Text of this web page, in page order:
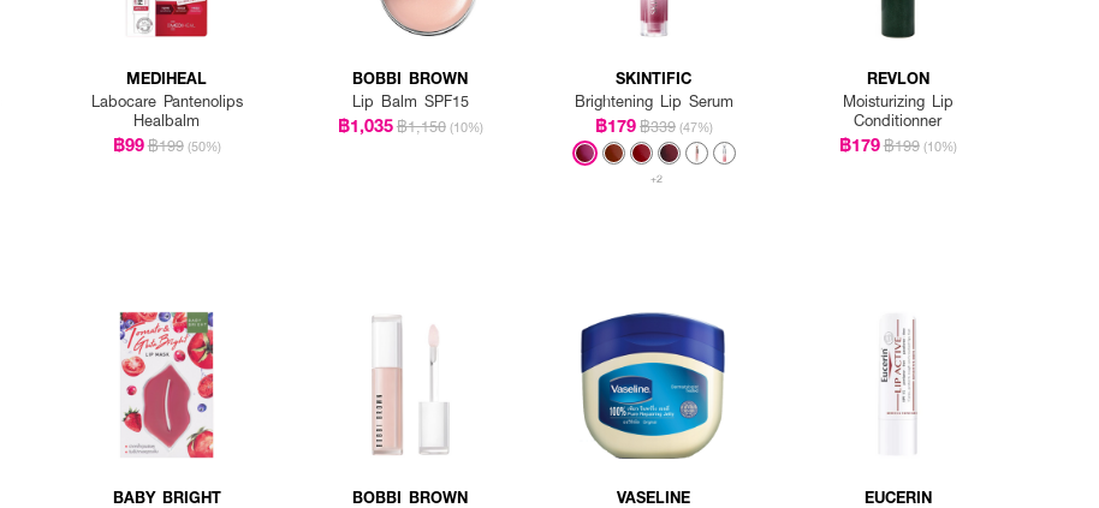
MEDIHEAL
Labocare Pantenolips
Healbalm
฿99฿199 (50%)
BOBBI BROWN
Lip Balm SPF15
฿1,035฿1,150 (10%)
SKINTIFIC
Brightening Lip Serum
฿179฿339 (47%)
+2
REVLON
Moisturizing Lip
Conditionner
฿179฿199 (10%)
BABY BRIGHT BOBBI BROWN VASELINE EUCERIN